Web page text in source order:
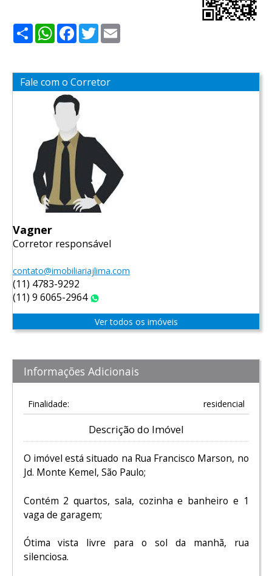
ShareWhatsApp
Facebook
Twitter
Fale com o Corretor
Vagner
Corretor responsável
contato@imobiliariajlima.com
(11) 4783-9292
(11) 9 6065-2964
Ver todos os imóveis
Informações Adicionais
Finalidade: residencial
Descrição do Imóvel
O imóvel está situado na Rua Francisco Marson, no
Jd. Monte Kemel, São Paulo;
Contém 2 quartos, sala, cozinha e banheiro e 1
vaga de garagem;
Ótima vista livre para o sol da manhã, rua
silenciosa.